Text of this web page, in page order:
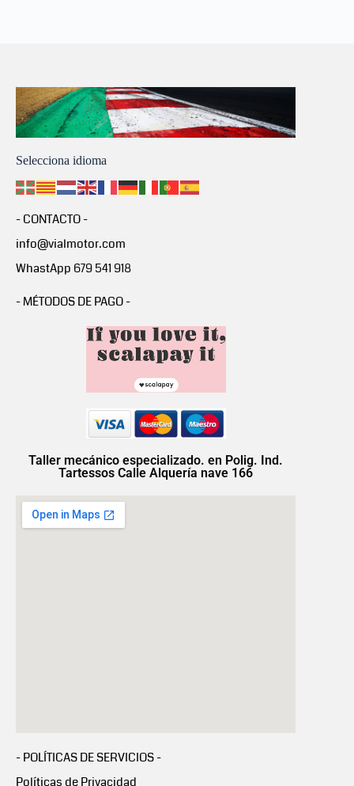
Selecciona idioma
- CONTACTO -
info@vialmotor.com
WhastApp 679 541 918
- MÉTODOS DE PAGO -
Taller mecánico especializado. en Polig. Ind.
Tartessos Calle Alquería nave 166
- POLÍTICAS DE SERVICIOS -
Políticas de Privacidad